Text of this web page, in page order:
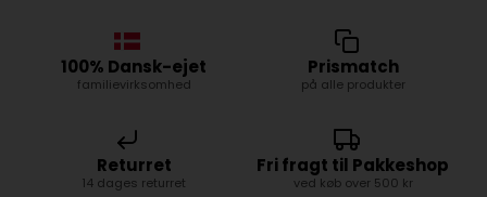
100% Dansk-ejet
familievirksomhed
Prismatch
på alle produkter
Returret
14 dages returret
Fri fragt til Pakkeshop
ved køb over 500 kr